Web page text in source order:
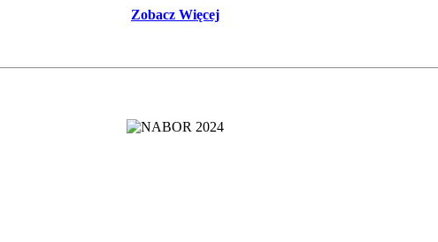
Zobacz Więcej